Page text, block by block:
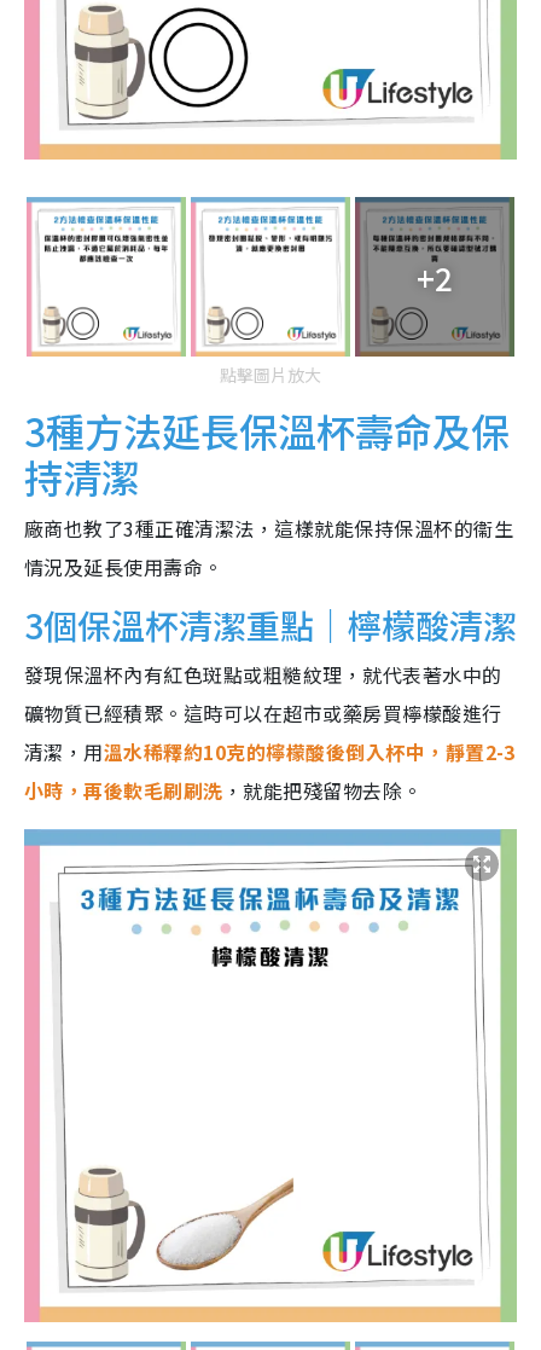
+2
點擊圖片放大
3種方法延長保溫杯壽命及保
持清潔
廠商也教了3種正確清潔法，這樣就能保持保溫杯的衞生
情況及延長使用壽命。
3個保溫杯清潔重點｜檸檬酸清潔
發現保溫杯內有紅色斑點或粗糙紋理，就代表著水中的
礦物質已經積聚。這時可以在超市或藥房買檸檬酸進行
清潔，用溫水稀釋約10克的檸檬酸後倒入杯中，靜置2-3
小時，再後軟毛刷刷洗 ，就能把殘留物去除。